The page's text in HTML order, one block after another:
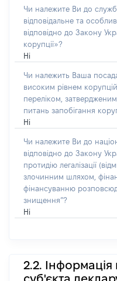
Чи належите Ви до
відповідальне та
відповідно до Закону
корупції»?
Ні
Чи належить Ваша
високим рівнем
переліком,
питань запобігання
Ні
Чи належите Ви до
відповідно до Закону
протидію легалізації
злочинним шляхом,
фінансуванню
знищення”?
Ні
2.2. Інформація
суб'єкта